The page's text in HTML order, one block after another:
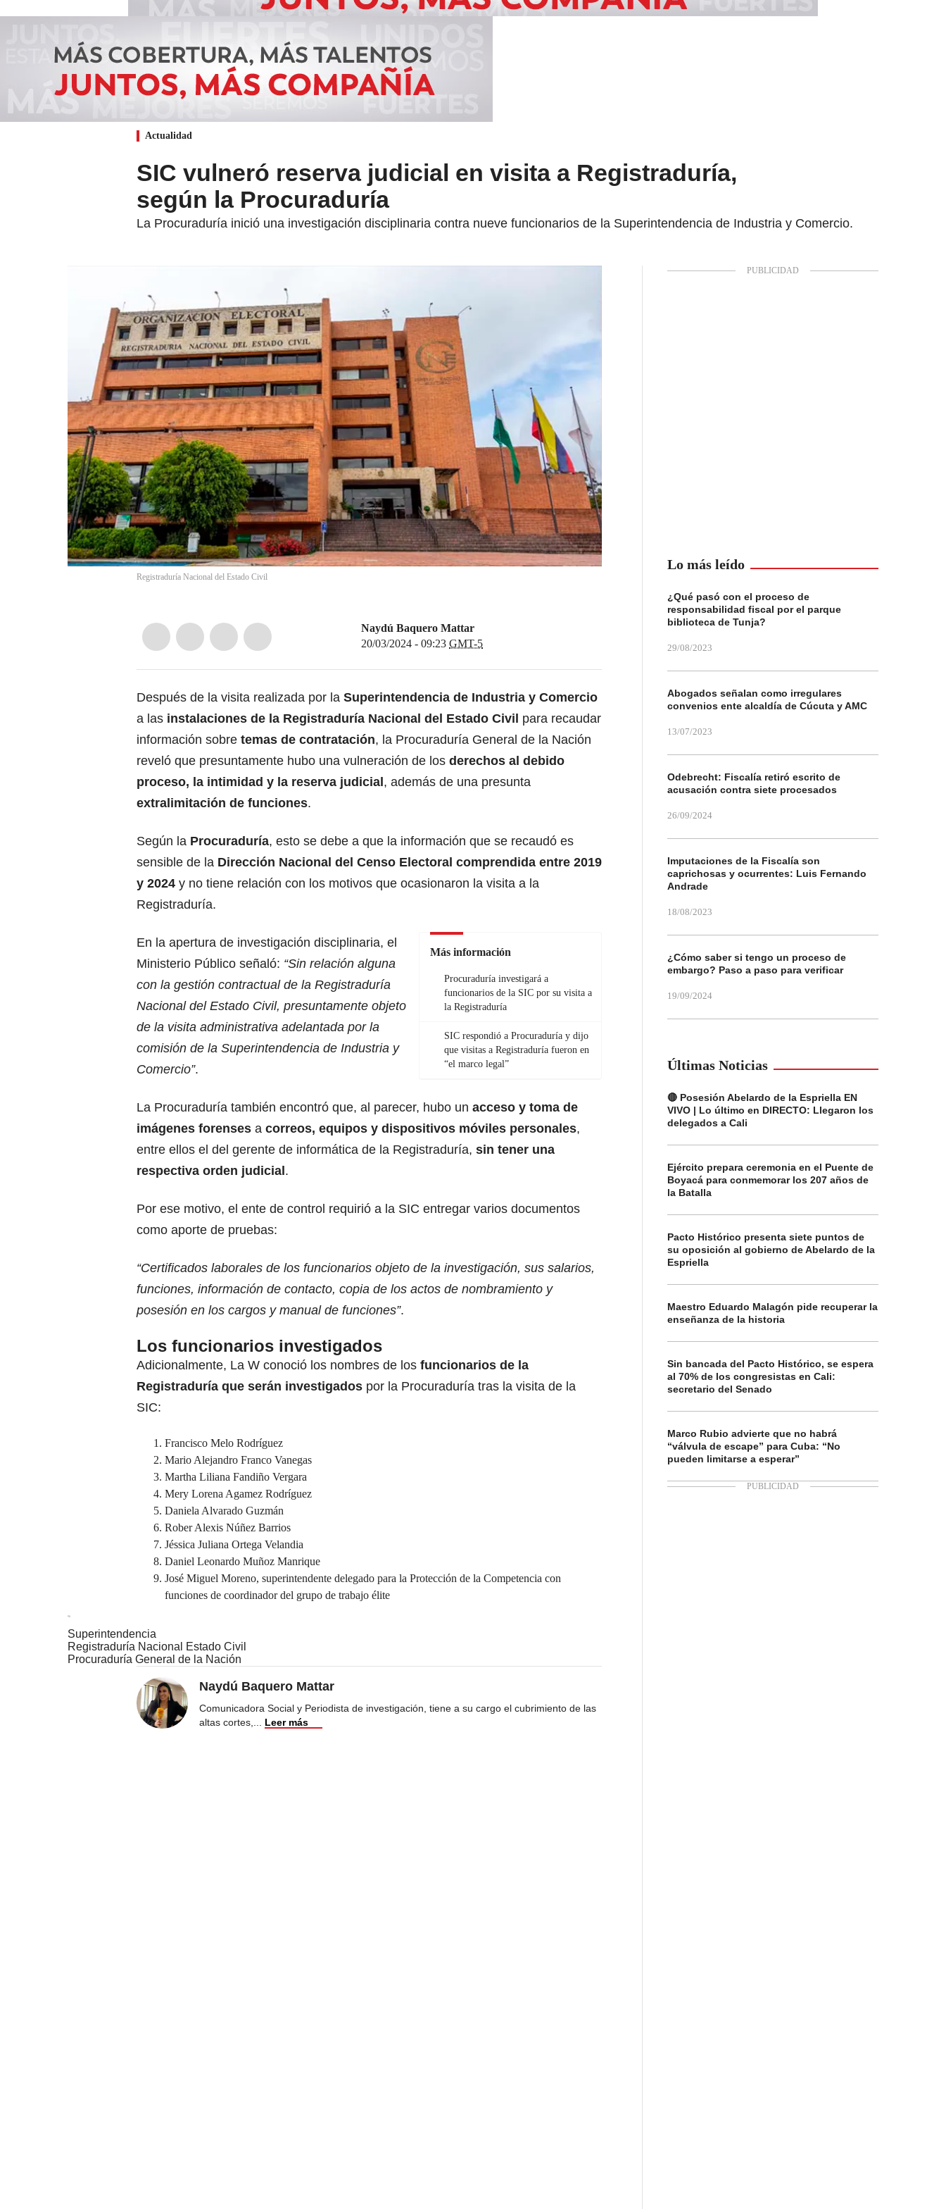
Actualidad
SIC vulneró reserva judicial en visita a Registraduría,
según la Procuraduría
La Procuraduría inició una investigación disciplinaria contra nueve funcionarios de la Superintendencia de Industria y Comercio.
Registraduría Nacional del Estado Civil
Naydú Baquero Mattar
20/03/2024 - 09:23 GMT-5
Después de la visita realizada por la Superintendencia de Industria y Comercio
a las instalaciones de la Registraduría Nacional del Estado Civil para recaudar
información sobre temas de contratación, la Procuraduría General de la Nación
reveló que presuntamente hubo una vulneración de los derechos al debido
proceso, la intimidad y la reserva judicial, además de una presunta
extralimitación de funciones.
Según la Procuraduría, esto se debe a que la información que se recaudó es
sensible de la Dirección Nacional del Censo Electoral comprendida entre 2019
y 2024 y no tiene relación con los motivos que ocasionaron la visita a la
Registraduría.
Más información
Procuraduría investigará a
funcionarios de la SIC por su visita a
la Registraduría
SIC respondió a Procuraduría y dijo
que visitas a Registraduría fueron en
“el marco legal”
En la apertura de investigación disciplinaria, el
Ministerio Público señaló: “Sin relación alguna
con la gestión contractual de la Registraduría
Nacional del Estado Civil, presuntamente objeto
de la visita administrativa adelantada por la
comisión de la Superintendencia de Industria y
Comercio”.
La Procuraduría también encontró que, al parecer, hubo un acceso y toma de
imágenes forenses a correos, equipos y dispositivos móviles personales,
entre ellos el del gerente de informática de la Registraduría, sin tener una
respectiva orden judicial.
Por ese motivo, el ente de control requirió a la SIC entregar varios documentos
como aporte de pruebas:
“Certificados laborales de los funcionarios objeto de la investigación, sus salarios,
funciones, información de contacto, copia de los actos de nombramiento y
posesión en los cargos y manual de funciones”.
Los funcionarios investigados
Adicionalmente, La W conoció los nombres de los funcionarios de la
Registraduría que serán investigados por la Procuraduría tras la visita de la
SIC:
Francisco Melo Rodríguez
Mario Alejandro Franco Vanegas
Martha Liliana Fandiño Vergara
Mery Lorena Agamez Rodríguez
Daniela Alvarado Guzmán
Rober Alexis Núñez Barrios
Jéssica Juliana Ortega Velandia
Daniel Leonardo Muñoz Manrique
José Miguel Moreno, superintendente delegado para la Protección de la Competencia con
funciones de coordinador del grupo de trabajo élite
Superintendencia
Registraduría Nacional Estado Civil
Procuraduría General de la Nación
Naydú Baquero Mattar
Comunicadora Social y Periodista de investigación, tiene a su cargo el cubrimiento de las
altas cortes,
Leer más
Lo más leído
¿Qué pasó con el proceso de
responsabilidad fiscal por el parque
biblioteca de Tunja?
29/08/2023
Abogados señalan como irregulares
convenios ente alcaldía de Cúcuta y AMC
13/07/2023
Odebrecht: Fiscalía retiró escrito de
acusación contra siete procesados
26/09/2024
Imputaciones de la Fiscalía son
caprichosas y ocurrentes: Luis Fernando
Andrade
18/08/2023
¿Cómo saber si tengo un proceso de
embargo? Paso a paso para verificar
19/09/2024
Últimas Noticias
🔴 Posesión Abelardo de la Espriella EN
VIVO | Lo último en DIRECTO: Llegaron los
delegados a Cali
Ejército prepara ceremonia en el Puente de
Boyacá para conmemorar los 207 años de
la Batalla
Pacto Histórico presenta siete puntos de
su oposición al gobierno de Abelardo de la
Espriella
Maestro Eduardo Malagón pide recuperar la
enseñanza de la historia
Sin bancada del Pacto Histórico, se espera
al 70% de los congresistas en Cali:
secretario del Senado
Marco Rubio advierte que no habrá
“válvula de escape” para Cuba: “No
pueden limitarse a esperar”